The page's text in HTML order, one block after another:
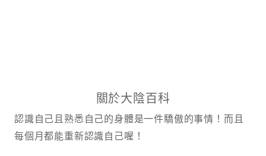
關於大陰百科
認識自己且熟悉自己的身體是一件驕傲的事情！而且
每個月都能重新認識自己喔！